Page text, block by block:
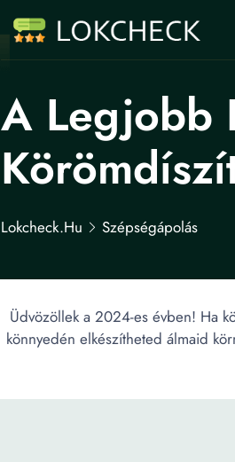
A Legjobb
Lokcheck.hu Szépségápolás
Üdvözöllek a 2024-es évben! Ha
könnyedén elkészítheted álmaid